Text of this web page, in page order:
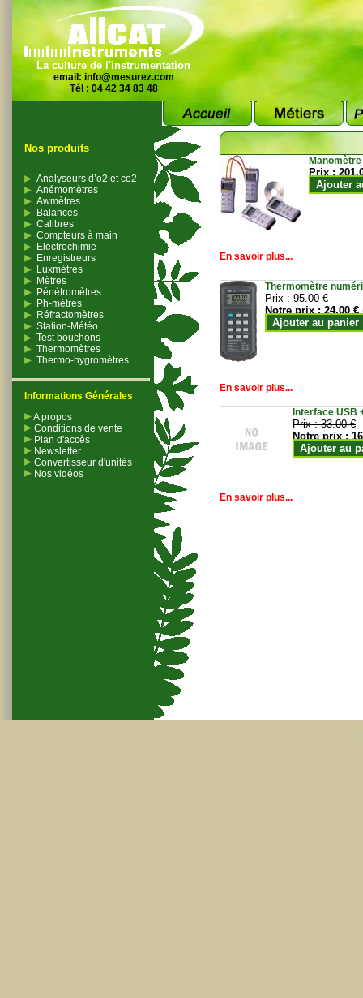
La culture de l'instrumentation
email: info@mesurez.com
Tél : 04 42 34 83 48
Nos produits
Analyseurs d’o2 et co2
Anémomètres
Awmètres
Balances
Calibres
Compteurs à main
Electrochimie
Enregistreurs
Luxmètres
Mètres
Pénétromètres
Ph-mètres
Réfractomètres
Station-Météo
Test bouchons
Thermomètres
Thermo-hygromètres
Informations Générales
A propos
Conditions de vente
Plan d'accès
Newsletter
Convertisseur d'unités
Nos vidéos
Prix :
Ajouter
En savoir plus...
Thermomètre
Prix :95.00 €
Notre prix :24.00 €
Ajouter au panier
En savoir plus...
Interface USB
Prix :33.00 €
Notre prix :
Ajouter au
En savoir plus...